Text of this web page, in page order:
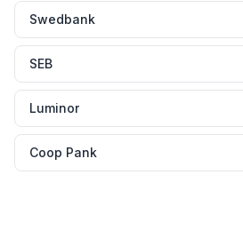
Swedbank
SEB
Luminor
Coop Pank